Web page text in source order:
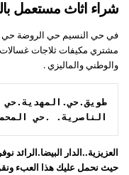
شراء اثاث مستعمل
في حي النسيم حي الروضة
مشتري مكيفات ثلاجات
والوطني والماليزي .
الناصرية. .حي
العزيزية..الدار
حيث نحمل عليك هذا العبء